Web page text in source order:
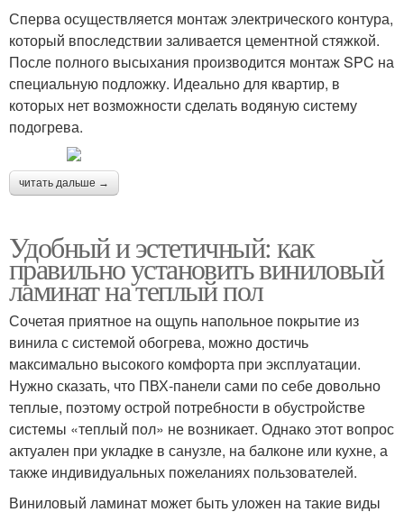
Сперва осуществляется монтаж электрического контура,
который впоследствии заливается цементной стяжкой.
После полного высыхания производится монтаж SPC на
специальную подложку. Идеально для квартир, в
которых нет возможности сделать водяную систему
подогрева.
читать дальше →
Удобный и эстетичный: как
правильно установить виниловый
ламинат на теплый пол
Сочетая приятное на ощупь напольное покрытие из
винила с системой обогрева, можно достичь
максимально высокого комфорта при эксплуатации.
Нужно сказать, что ПВХ-панели сами по себе довольно
теплые, поэтому острой потребности в обустройстве
системы «теплый пол» не возникает. Однако этот вопрос
актуален при укладке в санузле, на балконе или кухне, а
также индивидуальных пожеланиях пользователей.
Виниловый ламинат может быть уложен на такие виды